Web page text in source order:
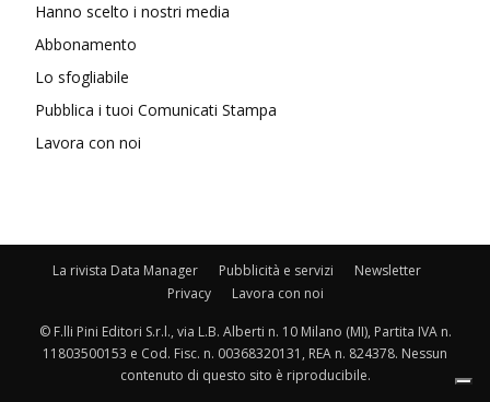
Hanno scelto i nostri media
Abbonamento
Lo sfogliabile
Pubblica i tuoi Comunicati Stampa
Lavora con noi
La rivista Data Manager Pubblicità e servizi
Newsletter
Privacy
Lavora con noi
© F.lli Pini Editori S.r.l., via L.B. Alberti n. 10 Milano (MI), Partita IVA n.
11803500153 e Cod. Fisc. n. 00368320131, REA n. 824378. Nessun
contenuto di questo sito è riproducibile.